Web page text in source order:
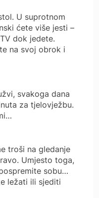
U suprotnom
ćete više jesti –
dok jedete.
na svoj obrok i
svakoga dana
za tjelovježbu.
troši na gledanje
Umjesto toga,
sobu…
ležati ili sjediti